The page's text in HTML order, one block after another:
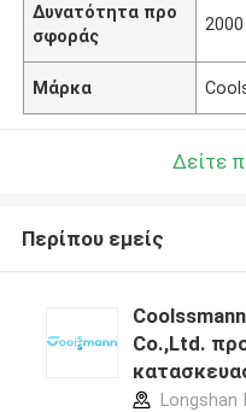
Δυνατότητα προ
σφοράς
2000
Μάρκα
Δείτε
Περίπου εμείς
Co.,Ltd.
Longshan